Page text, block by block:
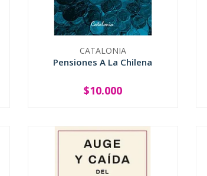
CATALONIA
Pensiones A La Chilena
+
$10.000